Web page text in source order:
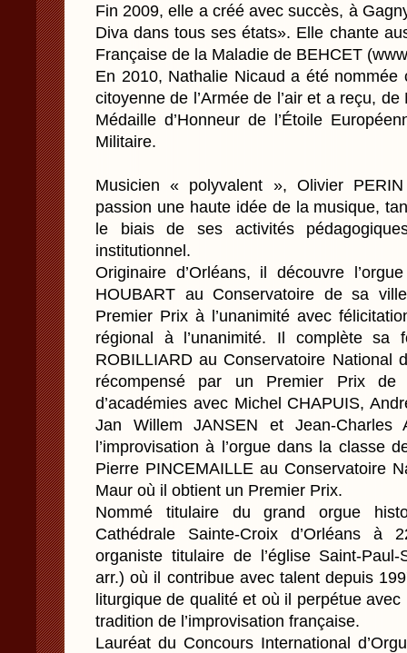
Fin 2009, elle a créé avec succès, à
Diva dans tous ses états». Elle chante
Française de la Maladie de BEHCET
En 2010, Nathalie Nicaud a été nommée
citoyenne de l’Armée de l’air et a reçu,
Médaille d’Honneur de l’Étoile
Militaire.
Musicien « polyvalent », Olivier
passion une haute idée de la musique,
le biais de ses activités
institutionnel.
Originaire d’Orléans, il découvre
HOUBART au Conservatoire de sa
Premier Prix à l’unanimité avec
régional à l’unanimité. Il complète sa
ROBILLIARD au Conservatoire National
récompensé par un Premier Prix de
d’académies avec Michel CHAPUIS,
Jan Willem JANSEN et Jean-Charles
l’improvisation à l’orgue dans la classe
Pierre PINCEMAILLE au Conservatoire
Maur où il obtient un Premier Prix.
Nommé titulaire du grand orgue
Cathédrale Sainte-Croix d’Orléans
organiste titulaire de l’église Saint-
arr.) où il contribue avec talent depuis
liturgique de qualité et où il perpétue
tradition de l’improvisation française.
Lauréat du Concours International